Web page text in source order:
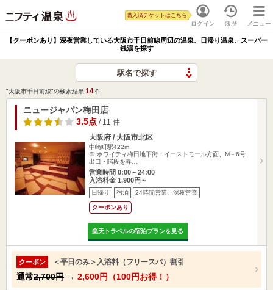
ログイン
購入済チケットはこちら
履歴 メニュー
【クーポンあり】深夜営業している大阪市千日前線周辺の温泉、日帰り温泉、スーパー
銭湯を探す
駅名で探す
"大阪市千日前線"の検索結果14件
ニュージャパン梅田店
3.5点 / 11 件
大阪府 / 大阪市北区
中崎町駅422m
※ ホワイティ梅田地下街・イーストモール方面、M－6号
出口・階段を昇…
営業時間 0:00～24:00
入浴料金 1,900円～
日帰り 宿泊 24時間営業、深夜営業
クーポンあり
楽天トラベルの宿泊プランを見る
クーポン ＜平日のみ＞入浴料（フリースパ）割引
通常2,700円 → 2,600円（100円お得！）